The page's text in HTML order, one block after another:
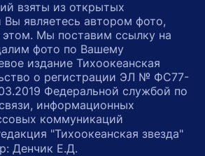
взяты из открытых
Вы являетесь автором фото,
Мы поставим ссылку на
фото по Вашему
издание Тихоокеанская
о регистрации ЭЛ № ФС77-
Федеральной службой по
информационных
коммуникаций
"Тихоокеанская звезда"
Денчик Е.Д.